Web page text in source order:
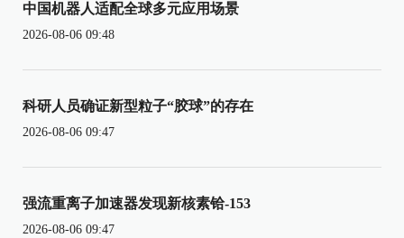
中国机器人适配全球多元应用场景
2026-08-06 09:48
科研人员确证新型粒子“胶球”的存在
2026-08-06 09:47
强流重离子加速器发现新核素铪-153
2026-08-06 09:47